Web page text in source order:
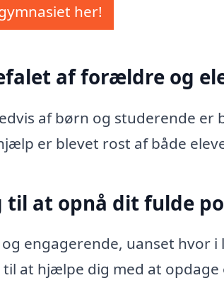
her!
af forældre og
af børn og studerende er
er blevet rost af både
at opnå dit fulde
engagerende, uanset hvor i
at hjælpe dig med at